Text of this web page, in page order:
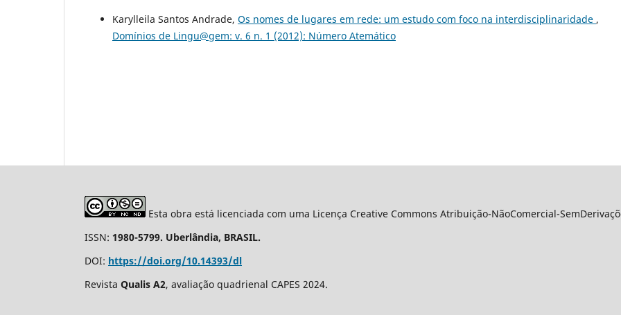
Karylleila Santos Andrade, Os nomes de lugares em rede: um estudo com foco na interdisciplinaridade ,
Domínios de Lingu@gem: v. 6 n. 1 (2012): Número Atemático
Esta obra está licenciada com uma Licença Creative Commons Atribuição-NãoComercial-
ISSN: 1980-5799. Uberlândia, BRASIL.
DOI: https://doi.org/10.14393/dl
Revista Qualis A2, avaliação quadrienal CAPES 2024.